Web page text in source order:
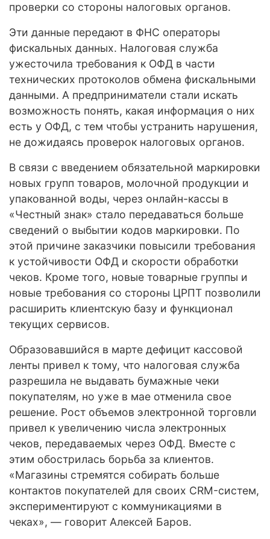
проверки со стороны налоговых органов.
Эти данные передают в ФНС операторы
фискальных данных. Налоговая служба
ужесточила требования к ОФД в части
технических протоколов обмена фискальными
данными. А предприниматели стали искать
возможность понять, какая информация о них
есть у ОФД, с тем чтобы устранить нарушения,
не дожидаясь проверок налоговых органов.
В связи с введением обязательной маркировки
новых групп товаров, молочной продукции и
упакованной воды, через онлайн-кассы в
«Честный знак» стало передаваться больше
сведений о выбытии кодов маркировки. По
этой причине заказчики повысили требования
к устойчивости ОФД и скорости обработки
чеков. Кроме того, новые товарные группы и
новые требования со стороны ЦРПТ позволили
расширить клиентскую базу и функционал
текущих сервисов.
Образовавшийся в марте дефицит кассовой
ленты привел к тому, что налоговая служба
разрешила не выдавать бумажные чеки
покупателям, но уже в мае отменила свое
решение. Рост объемов электронной торговли
привел к увеличению числа электронных
чеков, передаваемых через ОФД. Вместе с
этим обострилась борьба за клиентов.
«Магазины стремятся собирать больше
контактов покупателей для своих CRM-систем,
экспериментируют с коммуникациями в
чеках», — говорит Алексей Баров.